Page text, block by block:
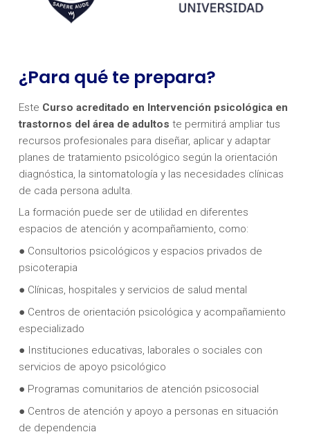
¿Para qué te prepara?
Este Curso acreditado en Intervención psicológica en
trastornos del área de adultos te permitirá ampliar tus
recursos profesionales para diseñar, aplicar y adaptar
planes de tratamiento psicológico según la orientación
diagnóstica, la sintomatología y las necesidades clínicas
de cada persona adulta.
La formación puede ser de utilidad en diferentes
espacios de atención y acompañamiento, como:
● Consultorios psicológicos y espacios privados de
psicoterapia
● Clínicas, hospitales y servicios de salud mental
● Centros de orientación psicológica y acompañamiento
especializado
● Instituciones educativas, laborales o sociales con
servicios de apoyo psicológico
● Programas comunitarios de atención psicosocial
● Centros de atención y apoyo a personas en situación
de dependencia